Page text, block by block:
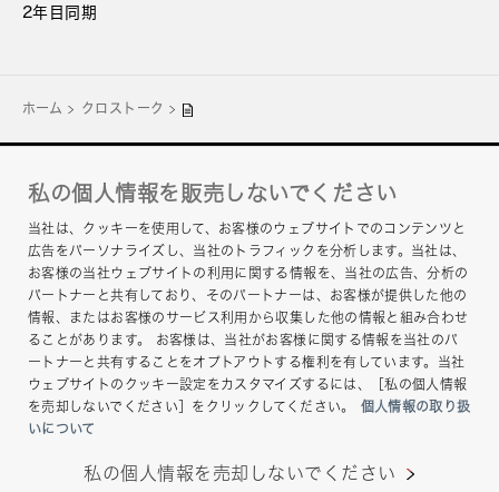
2年目同期
ホーム クロストーク
企業サイト
お問い合わせ
グループプライバシーポリシー
このサイトについて
ヘルプ
私の個人情報を販売しないでください
当社は、クッキーを使用して、お客様のウェブサイトでのコンテンツと
広告をパーソナライズし、当社のトラフィックを分析します。当社は、
お客様の当社ウェブサイトの利用に関する情報を、当社の広告、分析の
パートナーと共有しており、そのパートナーは、お客様が提供した他の
情報、またはお客様のサービス利用から収集した他の情報と組み合わせ
ることがあります。 お客様は、当社がお客様に関する情報を当社のパ
ートナーと共有することをオプトアウトする権利を有しています。当社
ウェブサイトのクッキー設定をカスタマイズするには、［私の個人情報
を売却しないでください］をクリックしてください。
個人情報の取り扱
いについて
私の個人情報を売却しないでください